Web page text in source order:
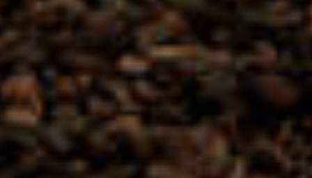
CAVES SAINT-CHRISTOPHE 'CHARDONNAY'